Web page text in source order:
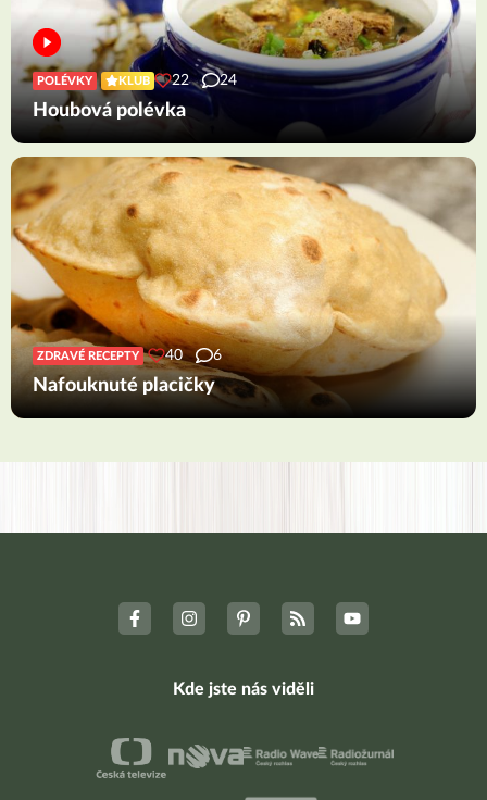
POLÉVKY KLUB 22 24
Houbová polévka
ZDRAVÉ RECEPTY 40 6
Nafouknuté placičky
Kde jste nás viděli